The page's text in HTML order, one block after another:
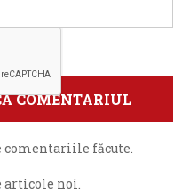
făcute.
articole noi.